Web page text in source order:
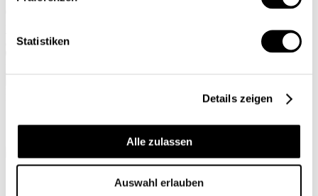
Statistiken
Details zeigen
Alle zulassen
Auswahl erlauben
Abonnements